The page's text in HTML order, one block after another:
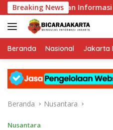
Langsung
ke
konten
Breaking NewsInformasi Publik
Beranda Nasional Jakarta
Beranda Nusantara
Nusantara